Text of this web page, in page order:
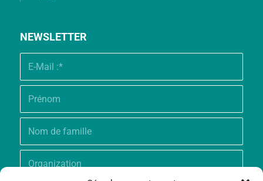
NEWSLETTER